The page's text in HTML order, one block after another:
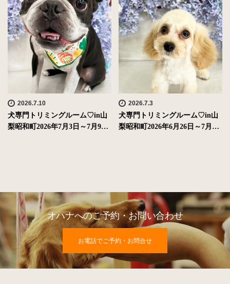
2026.7.10
犬専門トリミングルーム♡in山
梨昭和町2026年7月3日～7月9…
2026.7.3
犬専門トリミングルーム♡in山
梨昭和町2026年6月26日～7月…
オハナへのご予約・お問い合わせ
お電話でご予約・お問合せ